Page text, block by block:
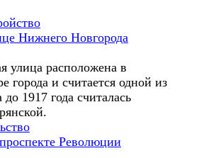
Нижнего Новгорода
улица расположена в
города и считается одной из
1917 года считалась
Революции